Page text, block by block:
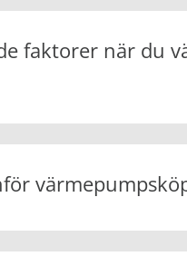
faktorer när du